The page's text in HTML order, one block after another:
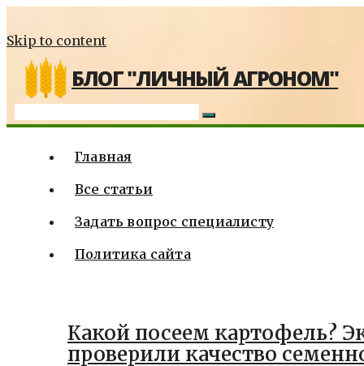
Skip to content
БЛОГ "ЛИЧНЫЙ АГРОНОМ"
Главная
Все статьи
Задать вопрос специалисту
Политика сайта
Какой посеем картофель?
проверили качество